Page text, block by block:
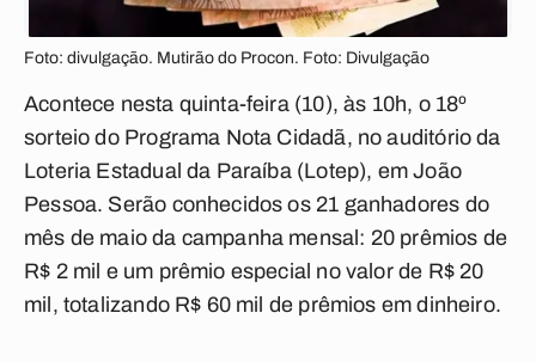
Foto: divulgação. Mutirão do Procon. Foto: Divulgação
Acontece nesta quinta-feira (10), às 10h, o 18º
sorteio do Programa Nota Cidadã, no auditório da
Loteria Estadual da Paraíba (Lotep), em João
Pessoa. Serão conhecidos os 21 ganhadores do
mês de maio da campanha mensal: 20 prêmios de
R$ 2 mil e um prêmio especial no valor de R$ 20
mil, totalizando R$ 60 mil de prêmios em dinheiro.